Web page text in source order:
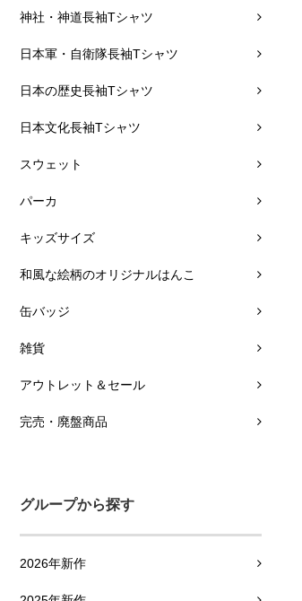
神社・神道長袖Tシャツ
日本軍・自衛隊長袖Tシャツ
日本の歴史長袖Tシャツ
日本文化長袖Tシャツ
スウェット
パーカ
キッズサイズ
和風な絵柄のオリジナルはんこ
缶バッジ
雑貨
アウトレット＆セール
完売・廃盤商品
グループから探す
2026年新作